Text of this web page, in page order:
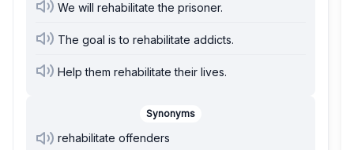
We will rehabilitate the prisoner.
The goal is to rehabilitate addicts.
Help them rehabilitate their lives.
Synonyms
rehabilitate offenders